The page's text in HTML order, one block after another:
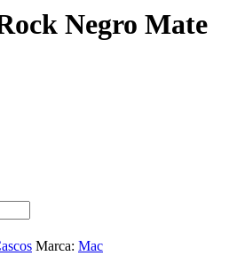
Negro Mate
Marca: Mac